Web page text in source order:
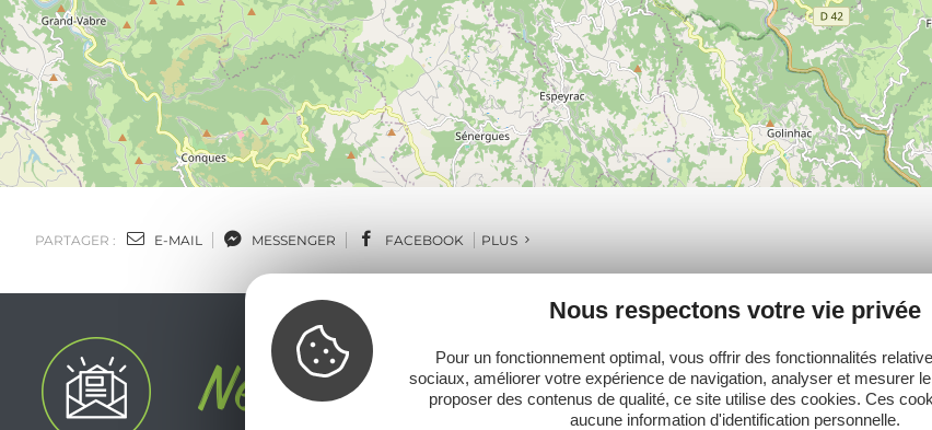
PARTAGER : E-MAIL MESSENGER FACEBOOK PLUS
Ne manquez pas notre newsletter
inspirer pour profiter pleinement de votre
Nous respectons votre vie privée
Pour un fonctionnement optimal, vous offrir des fonctionnalités
sociaux, améliorer votre expérience de navigation, analyser et mesurer
proposer des contenus de qualité, ce site utilise des cookies. Ces
aucune information d'identification personnelle.